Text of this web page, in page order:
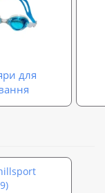
для